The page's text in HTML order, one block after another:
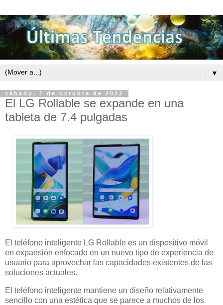
▼
sábado, 1 de octubre de 2022
El LG Rollable se expande en una
tableta de 7.4 pulgadas
El teléfono inteligente LG Rollable es un dispositivo móvil
en expansión enfocado en un nuevo tipo de experiencia de
usuario para aprovechar las capacidades existentes de las
soluciones actuales.
El teléfono inteligente mantiene un diseño relativamente
sencillo con una estética que se parece a muchos de los